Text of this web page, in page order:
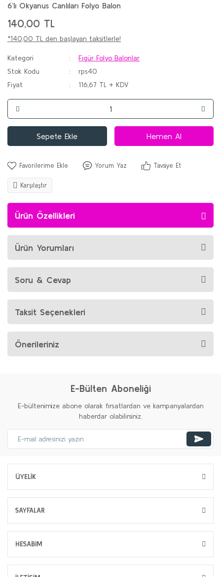
6’lı Okyanus Canlıları Folyo Balon
140,00 TL
*140,00 TL den başlayan taksitlerle!
Kategori
Figür Folyo Balonlar
Stok Kodu
rps40
Fiyat
116,67 TL + KDV
Sepete Ekle Hemen Al
Yorum Yaz Tavsiye Et
Karşılaştır
Ürün Özellikleri
Ürün Yorumları
Soru & Cevap
Taksit Seçenekleri
Önerileriniz
E-Bülten Aboneliği
E-bültenimize abone olarak fırsatlardan ve kampanyalardan
haberdar olabilirsiniz.
ÜYELİK
SAYFALAR
HESABIM